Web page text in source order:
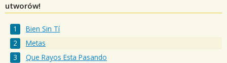
utworów!
Bien Sin Tí
Metas
Que Rayos Esta Pasando